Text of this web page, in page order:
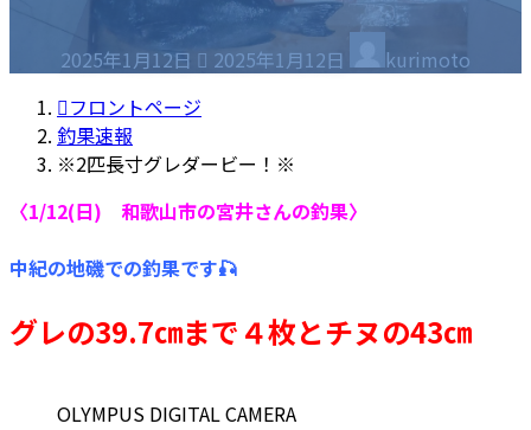
2025年1月12日
終
日
:
2025年1月12日
kurimoto
フロントページ
釣果速報
※2匹長寸グレダービー！※
〈1/12(日) 和歌山市の宮井さんの釣果〉
中紀の地磯での釣果です🎣
グレの39.7㎝まで４枚とチヌの43㎝
OLYMPUS DIGITAL CAMERA